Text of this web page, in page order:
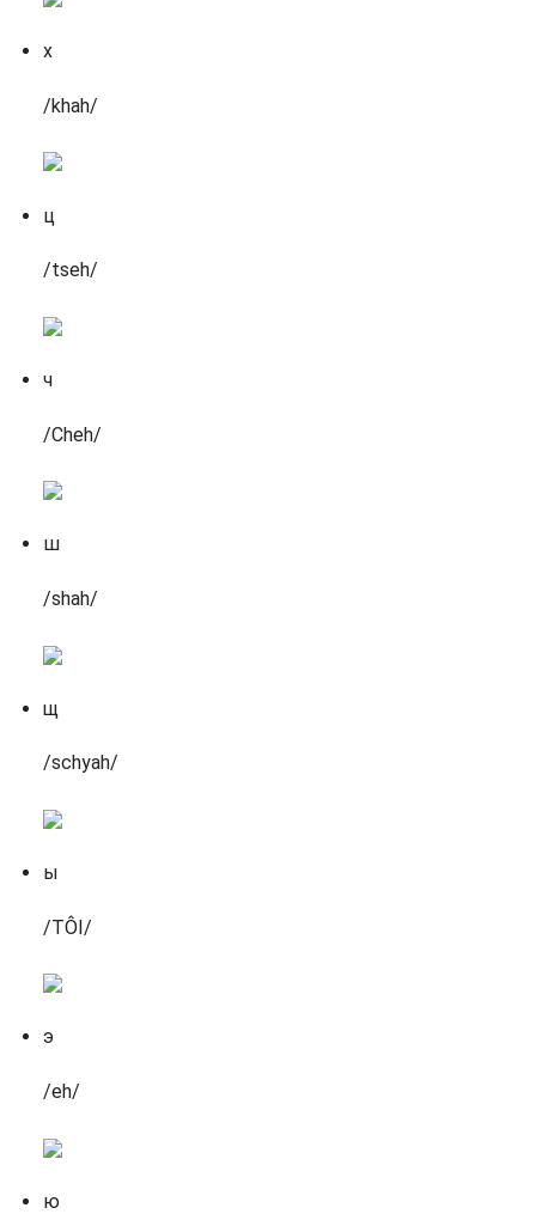
х
/khah/
ц
/tseh/
ч
/Cheh/
ш
/shah/
щ
/schyah/
ы
/TÔI/
э
/eh/
ю